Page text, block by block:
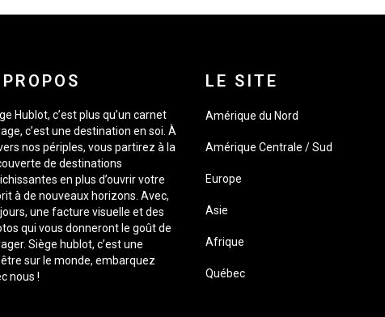
Hublot, c’est plus qu’un carnet
c’est une destination en soi. À
nos périples, vous partirez à la
de destinations
en plus d’ouvrir votre
à de nouveaux horizons. Avec,
une facture visuelle et des
qui vous donneront le goût de
Siège hublot, c’est une
sur le monde, embarquez
nous !
LE SITE
Amérique du Nord
Amérique Centrale / Sud
Europe
Asie
Afrique
Québec